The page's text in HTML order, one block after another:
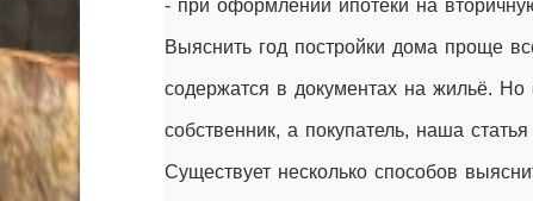
- при оформлении ипотеки на
Выяснить год постройки дома проще
содержатся в документах на жильё.
собственник, а покупатель, наша
Существует несколько способов